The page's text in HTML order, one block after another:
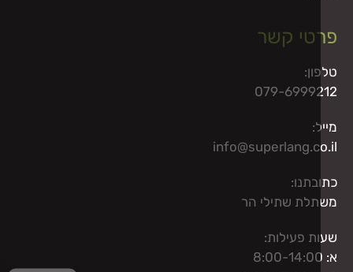
קשר
079-
שתילי הר
פעילות: